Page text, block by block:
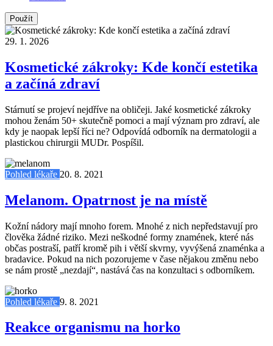
29. 1. 2026
Kosmetické zákroky: Kde končí estetika
a začíná zdraví
Stárnutí se projeví nejdříve na obličeji. Jaké kosmetické zákroky
mohou ženám 50+ skutečně pomoci a mají význam pro zdraví, ale
kdy je naopak lepší říci ne? Odpovídá odborník na dermatologii a
plastickou chirurgii MUDr. Pospíšil.
Pohled lékaře 20. 8. 2021
Melanom. Opatrnost je na místě
Kožní nádory mají mnoho forem. Mnohé z nich nepředstavují pro
člověka žádné riziko. Mezi neškodné formy znamének, které nás
občas postraší, patří kromě pih i větší skvrny, vyvýšená znaménka a
bradavice. Pokud na nich pozorujeme v čase nějakou změnu nebo
se nám prostě „nezdají“, nastává čas na konzultaci s odborníkem.
Pohled lékaře 9. 8. 2021
Reakce organismu na horko